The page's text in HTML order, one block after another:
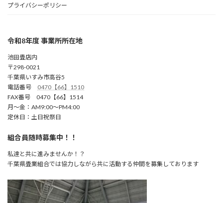
プライバシーポリシー
令和8年度 事業所所在地
池田畳店内
〒298-0021
千葉県いすみ市高谷5
電話番号 0470【66】1510
FAX番号 0470【66】1514
月～金：AM9:00～PM4:00
定休日：土日祝祭日
組合員随時募集中！！
私達と共に進みませんか！？
千葉県畳業組合では協力しながら共に活動する仲間を募集しております